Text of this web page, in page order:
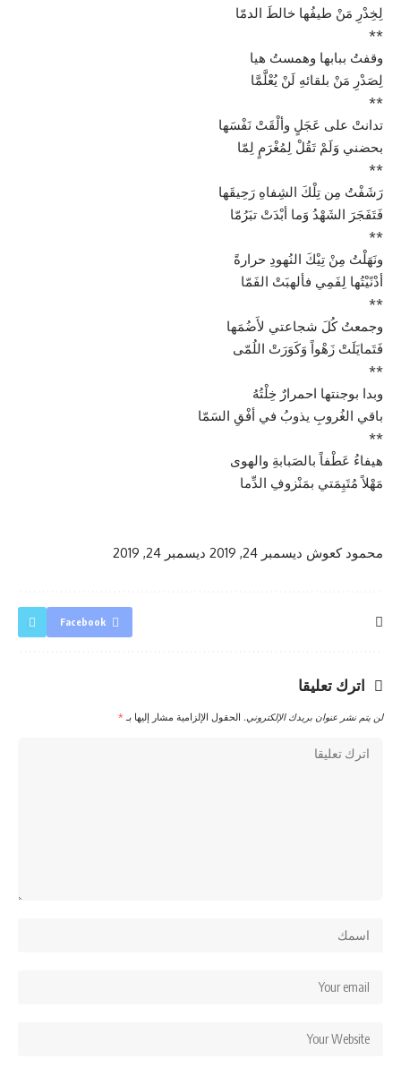
لِخِدْرِ مَنْ طيفُها خالطَ الدمّا
**
وقفتُ ببابها وهمستُ هيا
لِصَدْرِ مَنْ بلقائهِ لَنْ يُعْلَّمَّا
**
تدانتْ على عَجَلٍ وألْقَتْ نَفْسَها
بحضني وَلَمْ تَقُلْ لِمُغْرَمٍ لِمّا
**
رَشَفْتُ مِن تِلْكَ الشِفاهِ رَحِيقَها
فَتَفَجَرَ الشَهْدُ وَما أبْدَتْ تبَرُمّا
**
ونَهَلْتُ مِنْ تِيْكَ النُهودِ حرارةً
أدْنًيْتُها لِفَمِي فألهبَتْ الفَمّا
**
وجمعتُ كُلَ شجاعتي لأَضُمَها
فَتَمايَلَتْ زَهْواً وَكَوَرَتْ اللُمّى
**
وبدا بوجنتها احمرارٌ خِلْتُهُ
باقي الغُروبِ يذوبُ في أفْقِ السَمّا
**
هيفاءُ عَطْفاً بالصَبابةِ والهوى
مَهْلاً مُتَيِمَتي بمَنْزوفِ الدِّما
محمود كعوش ديسمبر 24, 2019 ديسمبر 24, 2019
Facebook
اترك تعليقا
لن يتم نشر عنوان بريدك الإلكتروني. الحقول الإلزامية مشار إليها بـ *